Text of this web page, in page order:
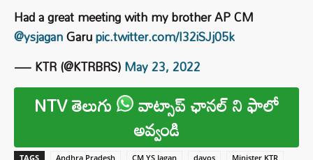
Had a great meeting with my brother AP CM
@ysjaganGarupic.twitter.com/I32iSJj05k
— KTR (@KTRBRS)May 23, 2022
NTV తెలుగు వాట్సాప్ ఛానల్ ని ఫాలో
అవ్వండి
TAGS Andhra Pradesh CM YS Jagan davos
Minister KTR